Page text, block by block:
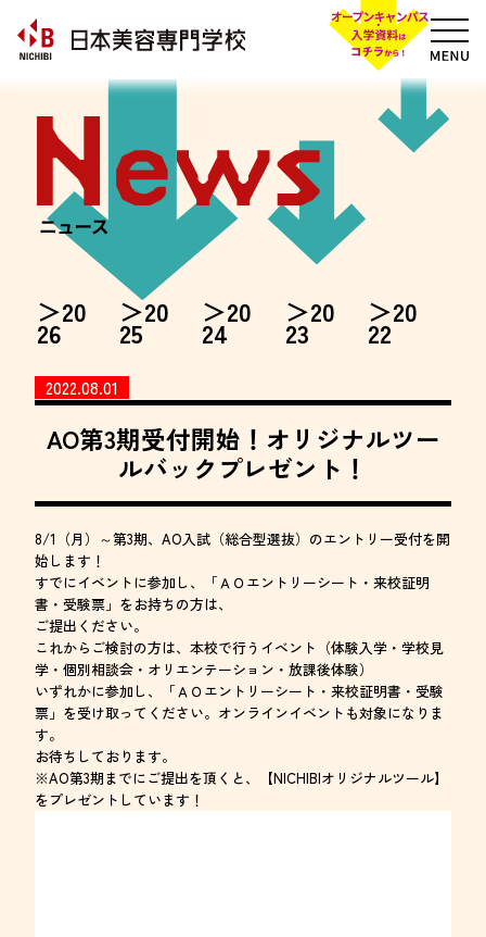
20
26
20
25
20
24
20
23
20
22
2022.08.01
AO第3期受付開始！オリジナルツー
ルバックプレゼント！
8/1（月）～第3期、AO入試（総合型選抜）のエントリー受付を開
始します！
すでにイベントに参加し、「ＡＯエントリーシート・来校証明
書・受験票」をお持ちの方は、
ご提出ください。
これからご検討の方は、本校で行うイベント（体験入学・学校見
学・個別相談会・オリエンテーション・放課後体験）
いずれかに参加し、「ＡＯエントリーシート・来校証明書・受験
票」を受け取ってください。オンラインイベントも対象になりま
す。
お待ちしております。
※AO第3期までにご提出を頂くと、【NICHIBIオリジナルツール】
をプレゼントしています！